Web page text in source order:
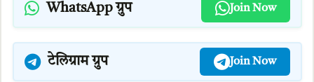
WhatsApp ग्रुप Join Now
टेलिग्राम ग्रुप Join Now